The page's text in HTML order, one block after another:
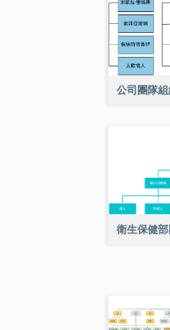
公司團隊
衛生保健